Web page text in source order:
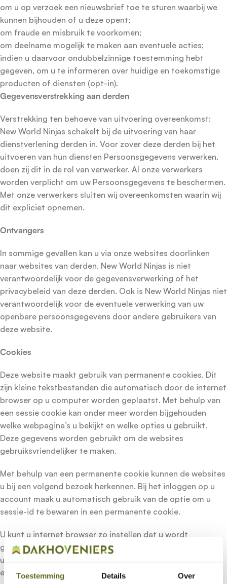
Toestemming Details Over
om u op verzoek een nieuwsbrief toe te sturen waarbij we
kunnen bijhouden of u deze opent;
om fraude en misbruik te voorkomen;
om deelname mogelijk te maken aan eventuele acties;
indien u daarvoor ondubbelzinnige toestemming hebt
gegeven, om u te informeren over huidige en toekomstige
producten of diensten (opt-in).
Gegevensverstrekking aan derden
Verstrekking ten behoeve van uitvoering overeenkomst:
New World Ninjas schakelt bij de uitvoering van haar
dienstverlening derden in. Voor zover deze derden bij het
uitvoeren van hun diensten Persoonsgegevens verwerken,
doen zij dit in de rol van verwerker. Al onze verwerkers
worden verplicht om uw Persoonsgegevens te beschermen.
Met onze verwerkers sluiten wij overeenkomsten waarin wij
dit expliciet opnemen.
Ontvangers
In sommige gevallen kan u via onze websites doorlinken
naar websites van derden. New World Ninjas is niet
verantwoordelijk voor de gegevensverwerking of het
privacybeleid van deze derden. Ook is New World Ninjas niet
verantwoordelijk voor de eventuele verwerking van uw
openbare persoonsgegevens door andere gebruikers van
deze website.
Cookies
Deze website maakt gebruik van permanente cookies. Dit
zijn kleine tekstbestanden die automatisch door de internet
browser op u computer worden geplaatst. Met behulp van
een sessie cookie kan onder meer worden bijgehouden
welke webpagina’s u bekijkt en welke opties u gebruikt.
Deze gegevens worden gebruikt om de websites
gebruiksvriendelijker te maken.
Met behulp van een permanente cookie kunnen de websites
u bij een volgend bezoek herkennen. Bij het inloggen op u
account maak u automatisch gebruik van de optie om u
sessie-id te bewaren in een permanente cookie.
U kunt u internet browser zo instellen dat u wordt
gewaarschuwd als er een cookie wordt geplaatst. Ook kan
u het plaatsen van cookies volledig blokkeren. U kunt dan
echter mogelijk niet van alle onderdelen van de website